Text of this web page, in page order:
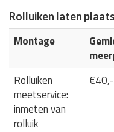
Rolluiken laten
Montage
Rolluiken
meetservice:
inmeten van
rolluik
€40,-